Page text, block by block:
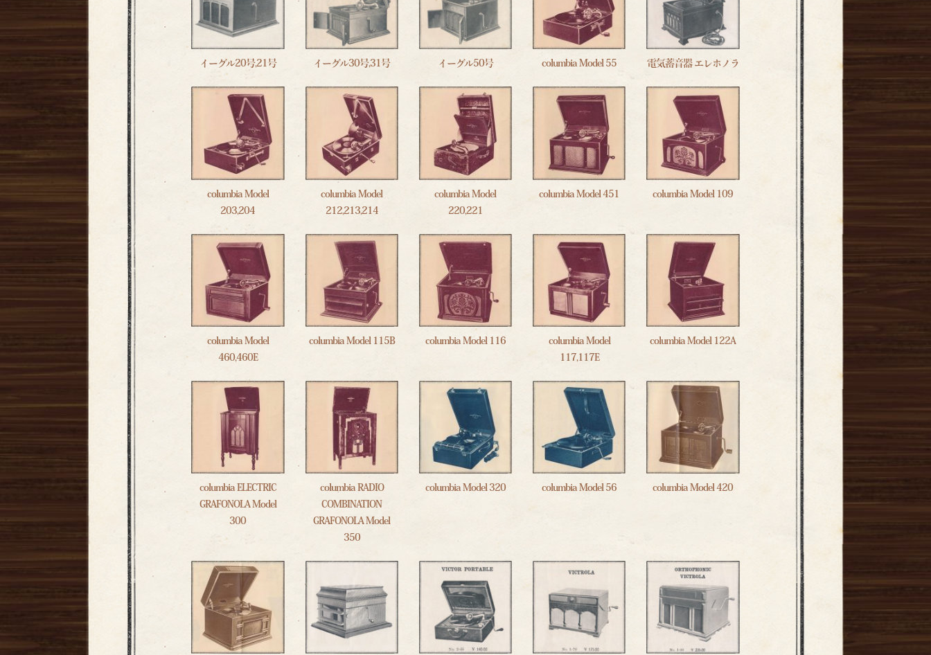
イーグル20号,21号 イーグル30号,31号 イーグル50号 columbia Model 55 電気蓄音器 エレホノラ
columbia Model
203,204
columbia Model
212,213,214
columbia Model
220,221
columbia Model 451 columbia Model 109
columbia Model
460,460E
columbia Model 115B columbia Model 116
columbia Model
117,117E
columbia Model 122A
columbia ELECTRIC
GRAFONOLA Model
300
columbia RADIO
COMBINATION
GRAFONOLA Model
350
columbia Model 320 columbia Model 56 columbia Model 420